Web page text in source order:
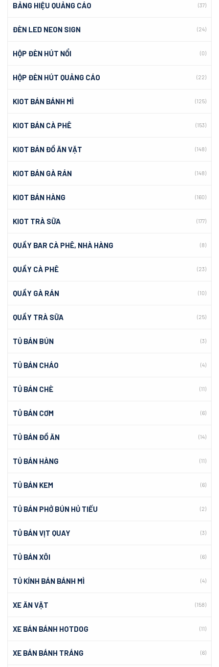
BẢNG HIỆU QUẢNG CÁO (37)
ĐÈN LED NEON SIGN (24)
HỘP ĐÈN HÚT NỔI (0)
HỘP ĐÈN HÚT QUẢNG CÁO (22)
KIOT BÁN BÁNH MÌ (125)
KIOT BÁN CÀ PHÊ (153)
KIOT BÁN ĐỒ ĂN VẶT (148)
KIOT BÁN GÀ RÁN (148)
KIOT BÁN HÀNG (160)
KIOT TRÀ SỮA (177)
QUẦY BAR CÀ PHÊ, NHÀ HÀNG (8)
QUẦY CÀ PHÊ (23)
QUẦY GÀ RÁN (10)
QUẦY TRÀ SỮA (25)
TỦ BÁN BÚN (3)
TỦ BÁN CHÁO (4)
TỦ BÁN CHÈ (11)
TỦ BÁN CƠM (6)
TỦ BÁN ĐỒ ĂN (14)
TỦ BÁN HÀNG (11)
TỦ BÁN KEM (6)
TỦ BÁN PHỞ BÚN HỦ TIẾU (2)
TỦ BÁN VỊT QUAY (3)
TỦ BÁN XÔI (6)
TỦ KÍNH BÁN BÁNH MÌ (4)
XE ĂN VẶT (158)
XE BÁN BÁNH HOTDOG (11)
XE BÁN BÁNH TRÁNG (6)